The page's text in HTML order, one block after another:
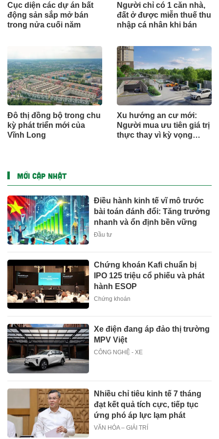
Cục diện các dự án bất
động sản sắp mở bán
trong nửa cuối năm
Người chỉ có 1 căn nhà,
đất ở được miễn thuế thu
nhập cá nhân khi bán
Đô thị đồng bộ trong chu
kỳ phát triển mới của
Vĩnh Long
Xu hướng an cư mới:
Người mua ưu tiên giá trị
thực thay vì kỳ vọng
MỚI CẬP NHẬT
Điều hành kinh tế vĩ mô trước
bài toán đánh đổi: Tăng trưởng
nhanh và ổn định bền vững
Đầu tư
Chứng khoán Kafi chuẩn bị
IPO 125 triệu cổ phiếu và phát
hành ESOP
Chứng khoán
Xe điện đang áp đảo thị trường
MPV Việt
CÔNG NGHỆ - XE
Nhiều chỉ tiêu kinh tế 7 tháng
đạt kết quả tích cực, tiếp tục
ứng phó áp lực lạm phát
VĂN HÓA – GIẢI TRÍ